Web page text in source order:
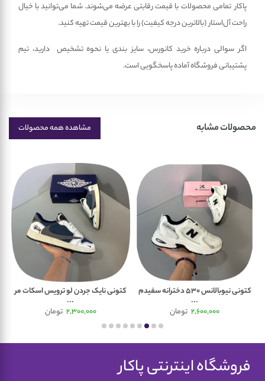
پاکار تمامی محصولات با قیمت رقابتی عرضه می‌شوند. شما می‌توانید با خیال
راحت آل‌استار (بالاترین درجه کیفیت) را با بهترین قیمت تهیه کنید.
اگر سوالی درباره خرید کانورس، سایز بندی یا نحوه تشخیص دارید، تیم
پشتیبانی فروشگاه آماده پاسخگویی است.
محصولات مشابه مشاهده همه محصولات
کتونی نیوبالانس 530 دخترانه سفیدم
...
2,600,000 تومان
کتونی نایک جردن لو ترویس اسکات مر
...
2,300,000 تومان
فروشگاه اینترنتی پاکار